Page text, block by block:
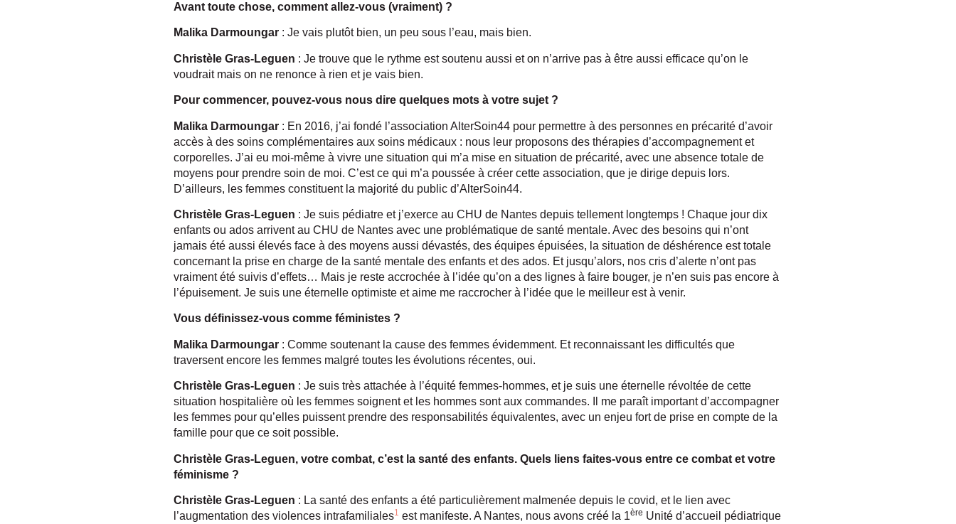
Avant toute chose, comment allez-vous (vraiment) ?
Malika Darmoungar : Je vais plutôt bien, un peu sous l’eau, mais bien.
Christèle Gras-Leguen : Je trouve que le rythme est soutenu aussi et on n’arrive pas à être aussi efficace qu’on le
voudrait mais on ne renonce à rien et je vais bien.
Pour commencer, pouvez-vous nous dire quelques mots à votre sujet ?
Malika Darmoungar : En 2016, j’ai fondé l’association AlterSoin44 pour permettre à des personnes en précarité d’avoir
accès à des soins complémentaires aux soins médicaux : nous leur proposons des thérapies d’accompagnement et
corporelles. J’ai eu moi-même à vivre une situation qui m’a mise en situation de précarité, avec une absence totale de
moyens pour prendre soin de moi. C’est ce qui m’a poussée à créer cette association, que je dirige depuis lors.
D’ailleurs, les femmes constituent la majorité du public d’AlterSoin44.
Christèle Gras-Leguen : Je suis pédiatre et j’exerce au CHU de Nantes depuis tellement longtemps ! Chaque jour dix
enfants ou ados arrivent au CHU de Nantes avec une problématique de santé mentale. Avec des besoins qui n’ont
jamais été aussi élevés face à des moyens aussi dévastés, des équipes épuisées, la situation de déshérence est totale
concernant la prise en charge de la santé mentale des enfants et des ados. Et jusqu’alors, nos cris d’alerte n’ont pas
vraiment été suivis d’effets… Mais je reste accrochée à l’idée qu’on a des lignes à faire bouger, je n’en suis pas encore à
l’épuisement. Je suis une éternelle optimiste et aime me raccrocher à l’idée que le meilleur est à venir.
Vous définissez-vous comme féministes ?
Malika Darmoungar : Comme soutenant la cause des femmes évidemment. Et reconnaissant les difficultés que
traversent encore les femmes malgré toutes les évolutions récentes, oui.
Christèle Gras-Leguen : Je suis très attachée à l’équité femmes-hommes, et je suis une éternelle révoltée de cette
situation hospitalière où les femmes soignent et les hommes sont aux commandes. Il me paraît important d’accompagner
les femmes pour qu’elles puissent prendre des responsabilités équivalentes, avec un enjeu fort de prise en compte de la
famille pour que ce soit possible.
Christèle Gras-Leguen, votre combat, c’est la santé des enfants. Quels liens faites-vous entre ce combat et votre
féminisme ?
Christèle Gras-Leguen : La santé des enfants a été particulièrement malmenée depuis le covid, et le lien avec
l’augmentation des violences intrafamiliales1 est manifeste. A Nantes, nous avons créé la 1ère Unité d’accueil pédiatrique